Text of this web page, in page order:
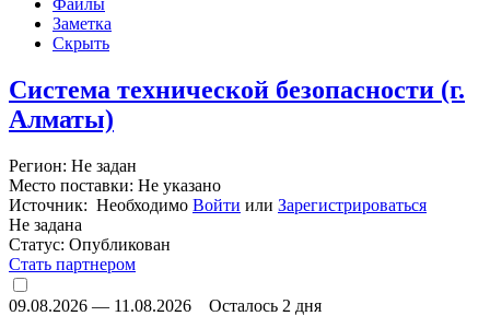
Заметка
Скрыть
Система технической безопасности (г.
Алматы)
Регион: Не задан
Место поставки: Не указано
Источник: Необходимо Войти или Зарегистрироваться
Не задана
Статус: Опубликован
Стать партнером
09.08.2026 — 11.08.2026
Осталось 2 дня